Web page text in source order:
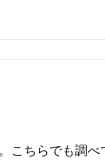
こちらでも調